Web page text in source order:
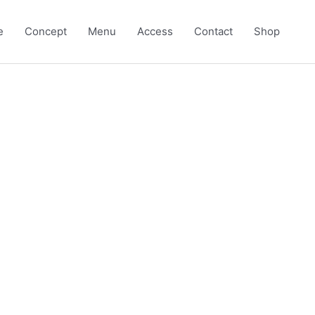
Concept Menu Access Contact Shop